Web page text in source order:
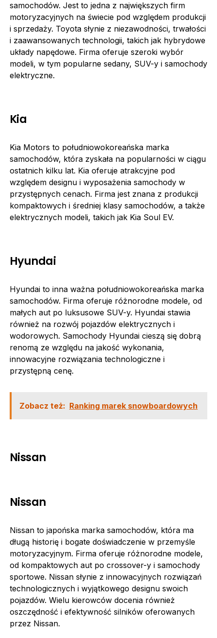
samochodów. Jest to jedna z największych firm
motoryzacyjnych na świecie pod względem produkcji
i sprzedaży. Toyota słynie z niezawodności, trwałości
i zaawansowanych technologii, takich jak hybrydowe
układy napędowe. Firma oferuje szeroki wybór
modeli, w tym popularne sedany, SUV-y i samochody
elektryczne.
Kia
Kia Motors to południowokoreańska marka
samochodów, która zyskała na popularności w ciągu
ostatnich kilku lat. Kia oferuje atrakcyjne pod
względem designu i wyposażenia samochody w
przystępnych cenach. Firma jest znana z produkcji
kompaktowych i średniej klasy samochodów, a także
elektrycznych modeli, takich jak Kia Soul EV.
Hyundai
Hyundai to inna ważna południowokoreańska marka
samochodów. Firma oferuje różnorodne modele, od
małych aut po luksusowe SUV-y. Hyundai stawia
również na rozwój pojazdów elektrycznych i
wodorowych. Samochody Hyundai cieszą się dobrą
renomą ze względu na jakość wykonania,
innowacyjne rozwiązania technologiczne i
przystępną cenę.
Zobacz też: Ranking marek snowboardowych
Nissan
Nissan
Nissan to japońska marka samochodów, która ma
długą historię i bogate doświadczenie w przemyśle
motoryzacyjnym. Firma oferuje różnorodne modele,
od kompaktowych aut po crossover-y i samochody
sportowe. Nissan słynie z innowacyjnych rozwiązań
technologicznych i wyjątkowego designu swoich
pojazdów. Wielu kierowców docenia również
oszczędność i efektywność silników oferowanych
przez Nissan.